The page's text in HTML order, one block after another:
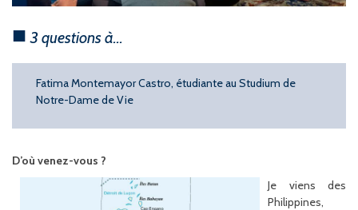
3 questions à...
Fatima Montemayor Castro, étudiante au Studium de
Notre-Dame de Vie
D’où venez-vous ?
Je viens des
Philippines,